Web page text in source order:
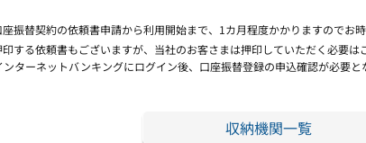
振替契約の依頼書申請から利用開始まで、1カ月程度かかりますのでお
する依頼書もございますが、当社のお客さまは押印していただく必要は
ターネットバンキングにログイン後、口座振替登録の申込確認が必要と
収納機関一覧